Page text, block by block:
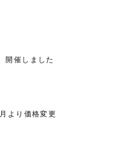
開催しました
より価格変更